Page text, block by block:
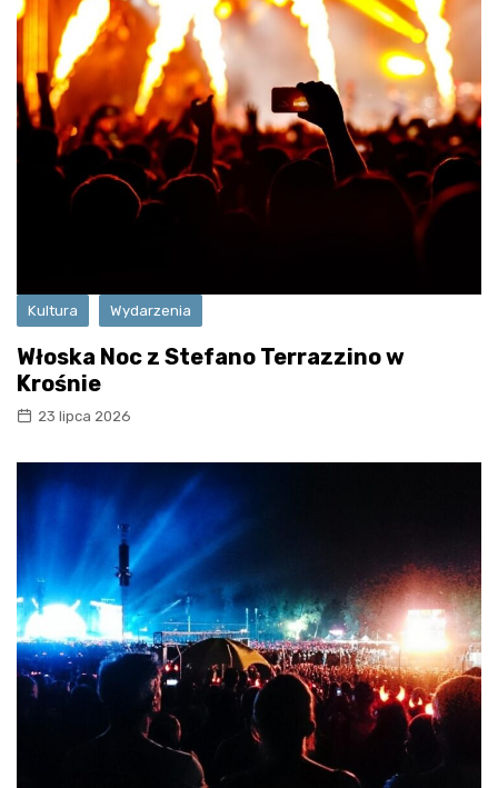
Kultura Wydarzenia
Włoska Noc z Stefano Terrazzino w
Krośnie
23 lipca 2026